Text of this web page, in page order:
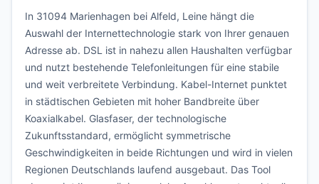
In 31094 Marienhagen bei Alfeld, Leine hängt die
Auswahl der Internettechnologie stark von Ihrer genauen
Adresse ab. DSL ist in nahezu allen Haushalten verfügbar
und nutzt bestehende Telefonleitungen für eine stabile
und weit verbreitete Verbindung. Kabel-Internet punktet
in städtischen Gebieten mit hoher Bandbreite über
Koaxialkabel. Glasfaser, der technologische
Zukunftsstandard, ermöglicht symmetrische
Geschwindigkeiten in beide Richtungen und wird in vielen
Regionen Deutschlands laufend ausgebaut. Das Tool